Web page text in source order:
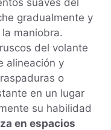
gradualmente y
maniobra.
del volante
alineación y
o
en un lugar
su habilidad
en espacios